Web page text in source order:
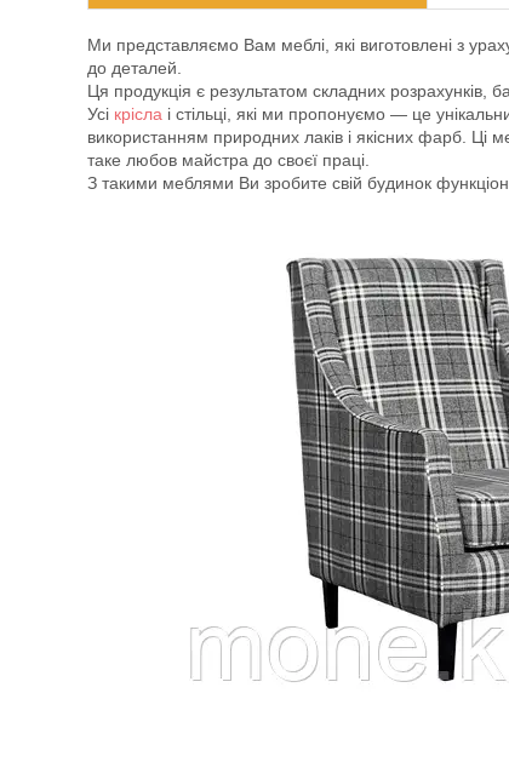
Ми представляємо Вам меблі, які виготовлені з
до деталей.
Ця продукція є результатом складних розрахунків,
Усі крісла і стільці, які ми пропонуємо — це
використанням природних лаків і якісних фарб. Ці
таке любов майстра до своєї праці.
З такими меблями Ви зробите свій будинок